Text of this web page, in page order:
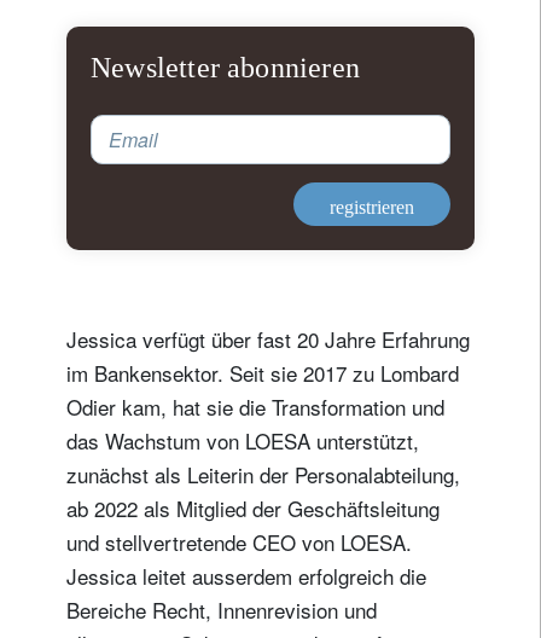
Newsletter abonnieren
Email
registrieren
Jessica verfügt über fast 20 Jahre Erfahrung
im Bankensektor. Seit sie 2017 zu Lombard
Odier kam, hat sie die Transformation und
das Wachstum von LOESA unterstützt,
zunächst als Leiterin der Personalabteilung,
ab 2022 als Mitglied der Geschäftsleitung
und stellvertretende CEO von LOESA.
Jessica leitet ausserdem erfolgreich die
Bereiche Recht, Innenrevision und
Newsletter abonnieren
Email